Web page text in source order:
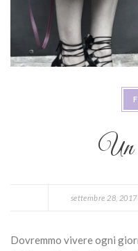
Un
settembre 28, 2017
Dovremmo vivere ogni